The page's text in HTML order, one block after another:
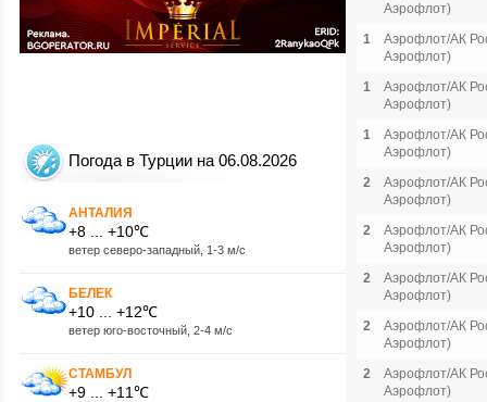
Погода в Турции на 06.08.2026
АНТАЛИЯ
+8 ... +10℃
ветер северо-западный, 1-3 м/с
БЕЛЕК
+10 ... +12℃
ветер юго-восточный, 2-4 м/с
СТАМБУЛ
+9 ... +11℃
Аэрофлот)
1
Аэрофлот/АК
Аэрофлот)
1
Аэрофлот/АК
Аэрофлот)
1
Аэрофлот/АК
Аэрофлот)
2
Аэрофлот/АК
Аэрофлот)
2
Аэрофлот/АК
Аэрофлот)
2
Аэрофлот/АК
Аэрофлот)
2
Аэрофлот/АК
Аэрофлот)
2
Аэрофлот/АК
Аэрофлот)